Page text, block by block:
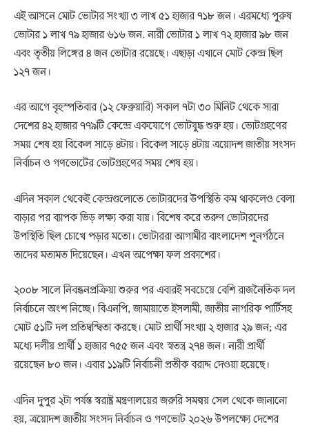
এই আসনে মোট ভোটার সংখ্যা ৩ লাখ ৫১ হাজার ৭১৮ জন। এরমধ্যে পুরুষ
ভোটার ১ লাখ ৭৯ হাজার ৬১৬ জন. নারী ভোটার ১ লাখ ৭২ হাজার ৯৮ জন
এবং তৃতীয় লিঙ্গের ৪ জন ভোটার রয়েছে। এছাড়া এখানে মোট কেন্দ্র ছিল
১২৭ জন।
এর আগে বৃহস্পতিবার (১২ ফেব্রুয়ারি) সকাল ৭টা ৩০ মিনিট থেকে সারা
দেশের ৪২ হাজার ৭৭৯টি কেন্দ্রে একযোগে ভোটযুদ্ধ শুরু হয়। ভোটগ্রহণের
সময় শেষ হয় বিকেল সাড়ে ৪টায়। বিকেল সাড়ে ৪টায় ত্রয়োদশ জাতীয় সংসদ
নির্বাচন ও গণভোটের ভোটগ্রহণের সময় শেষ হয়।
এদিন সকাল থেকেই কেন্দ্রগুলোতে ভোটারদের উপস্থিতি কম থাকলেও বেলা
বাড়ার পর ব্যাপক ভিড় লক্ষ্য করা যায়। বিশেষ করে তরুণ ভোটারদের
উপস্থিতি ছিল চোখে পড়ার মতো। ভোটাররা আগামীর বাংলাদেশ পুনর্গঠনে
তাদের মতামত দিয়েছেন। এখন অপেক্ষা ফল প্রকাশের।
২০০৮ সালে নিবন্ধনপ্রক্রিয়া শুরুর পর এবারই সবচেয়ে বেশি রাজনৈতিক দল
নির্বাচনে অংশ নিচ্ছে। বিএনপি, জামায়াতে ইসলামী, জাতীয় নাগরিক পার্টিসহ
মোট ৫১টি দল প্রতিদ্বন্দ্বিতা করছে। মোট প্রার্থী সংখ্যা ২ হাজার ২৯ জন; এর
মধ্যে দলীয় প্রার্থী ১ হাজার ৭৫৫ জন এবং স্বতন্ত্র ২৭৪ জন। নারী প্রার্থী
রয়েছেন ৮০ জন। এবার ১১৯টি নির্বাচনী প্রতীক বরাদ্দ দেওয়া হয়েছে।
এদিন দুপুর ২টা পর্যন্ত স্বরাষ্ট্র মন্ত্রণালয়ের জরুরি সমন্বয় সেল থেকে জানানো
হয়, ত্রয়োদশ জাতীয় সংসদ নির্বাচন ও গণভোট ২০২৬ উপলক্ষ্যে দেশের